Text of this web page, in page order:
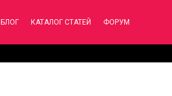
БЛОГ КАТАЛОГ СТАТЕЙ ФОРУМ